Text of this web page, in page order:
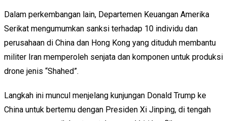
Dalam perkembangan lain, Departemen Keuangan Amerika
Serikat mengumumkan sanksi terhadap 10 individu dan
perusahaan di China dan Hong Kong yang dituduh membantu
militer Iran memperoleh senjata dan komponen untuk produksi
drone jenis “Shahed”.
Langkah ini muncul menjelang kunjungan Donald Trump ke
China untuk bertemu dengan Presiden Xi Jinping, di tengah